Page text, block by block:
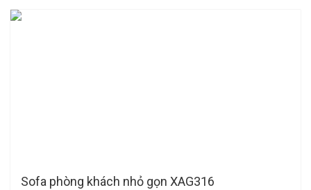
Sofa phòng khách nhỏ gọn XAG316